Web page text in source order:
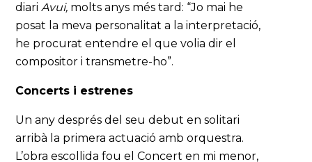
diariAvui, molts anys més tard: “Jo mai he
posat la meva personalitat a la interpretació,
he procurat entendre el que volia dir el
compositor i transmetre-ho”.
Concerts i estrenes
Un any després del seu debut en solitari
arribà la primera actuació amb orquestra.
L’obra escollida fou el Concert en mi menor,